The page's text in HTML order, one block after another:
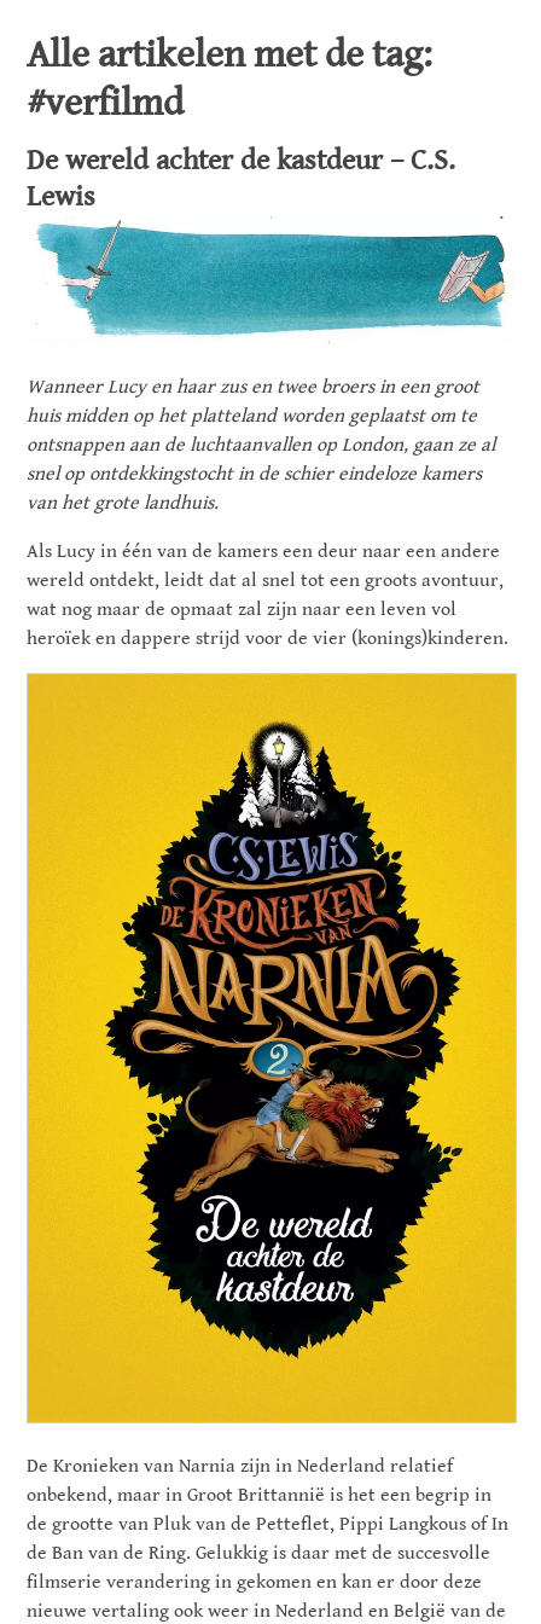
Alle artikelen met de tag:
#verfilmd
De wereld achter de kastdeur – C.S.
Lewis
Wanneer Lucy en haar zus en twee broers in een groot
huis midden op het platteland worden geplaatst om te
ontsnappen aan de luchtaanvallen op London, gaan ze al
snel op ontdekkingstocht in de schier eindeloze kamers
van het grote landhuis.
Als Lucy in één van de kamers een deur naar een andere
wereld ontdekt, leidt dat al snel tot een groots avontuur,
wat nog maar de opmaat zal zijn naar een leven vol
heroïek en dappere strijd voor de vier (konings)kinderen.
De Kronieken van Narnia zijn in Nederland relatief
onbekend, maar in Groot Brittannië is het een begrip in
de grootte van Pluk van de Petteflet, Pippi Langkous of In
de Ban van de Ring. Gelukkig is daar met de succesvolle
filmserie verandering in gekomen en kan er door deze
nieuwe vertaling ook weer in Nederland en België van de